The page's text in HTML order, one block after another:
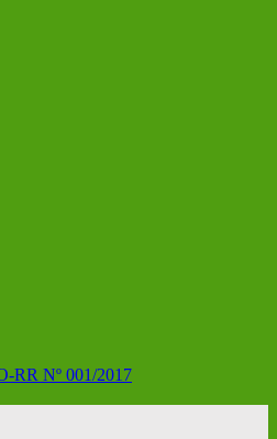
RR Nº 001/2017